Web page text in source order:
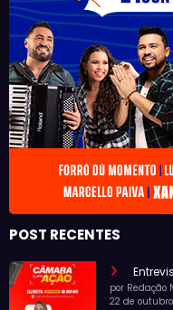
POST RECENTES
por Redação
22 de